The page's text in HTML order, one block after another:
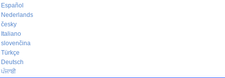
Español
Nederlands
česky
Italiano
slovenčina
Türkçe
Deutsch
ਪੰਜਾਬੀ